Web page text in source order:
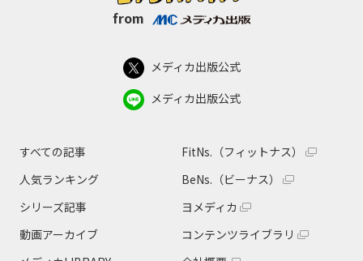
from
メディカ出版公式
メディカ出版公式
すべての記事
人気ランキング
シリーズ記事
動画アーカイブ
FitNs.（フィットナス）
BeNs.（ビーナス）
ヨメディカ
コンテンツライブラリ